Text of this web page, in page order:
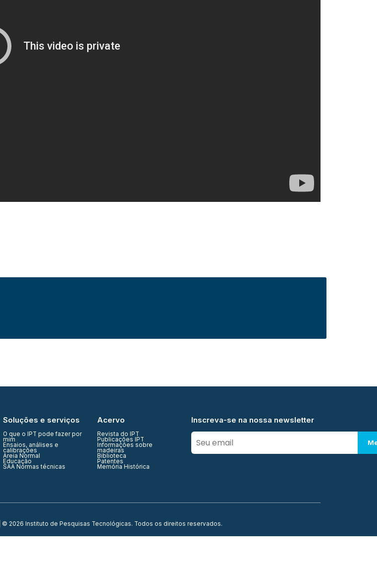
Soluções e serviços
O que o IPT pode fazer por
mim
Ensaios, análises e
calibrações
Areia Normal
Educação
SAA Normas técnicas
Acervo
Revista do IPT
Publicações IPT
Informações sobre
madeiras
Biblioteca
Patentes
Memória Histórica
Inscreva-se na nossa newsletter
| © 2026 Instituto de Pesquisas Tecnológicas. Todos os direitos reservados.